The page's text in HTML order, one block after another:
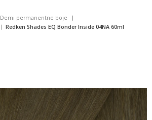
Demi permanentne boje
Redken Shades EQ Bonder Inside 04NA 60ml